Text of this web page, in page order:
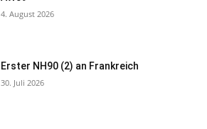
4. August 2026
Erster NH90 (2) an Frankreich
30. Juli 2026